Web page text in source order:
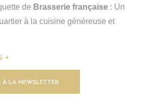
de Brasserie française : Un
à la cuisine généreuse et
À LA NEWSLETTER